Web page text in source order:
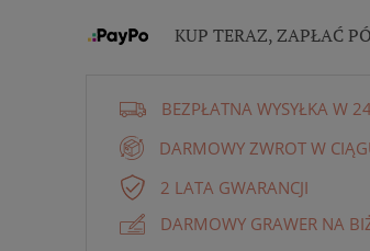
KUP TERAZ, ZAPŁAĆ
BEZPŁATNA WYSYŁKA W
DARMOWY ZWROT W
2 LATA GWARANCJI
DARMOWY GRAWER NA